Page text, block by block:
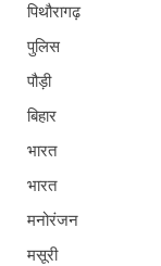
पिथौरागढ़
पुलिस
पौड़ी
बिहार
भारत
भारत
मनोरंजन
मसूरी